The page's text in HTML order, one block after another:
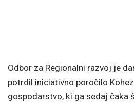
Odbor za Regionalni razvoj je
potrdil iniciativno poročilo
gospodarstvo, ki ga sedaj čaka